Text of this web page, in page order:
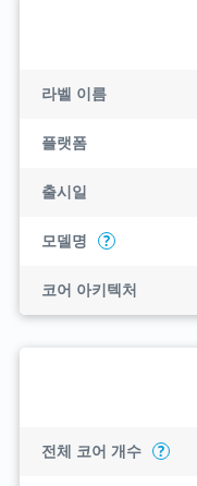
라벨 이름
플랫폼
출시일
모델명 ?
코어 아키텍처
전체 코어 개수 ?